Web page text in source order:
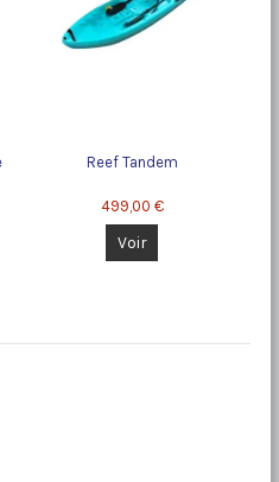
Reef Tandem
499,00 €
Voir